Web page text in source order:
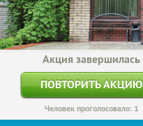
Акция завершилась
ПОВТОРИТЬ АКЦИЮ
Человек проголосовало: 1